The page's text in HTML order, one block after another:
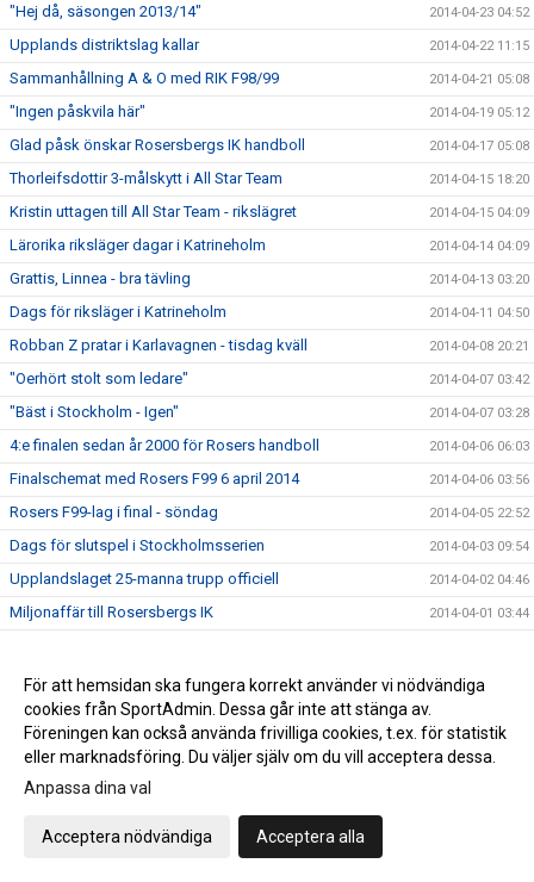
"Hej då, säsongen 2013/14" 2014-04-23 04:52
Upplands distriktslag kallar 2014-04-22 11:15
Sammanhållning A & O med RIK F98/99 2014-04-21 05:08
"Ingen påskvila här" 2014-04-19 05:12
Glad påsk önskar Rosersbergs IK handboll 2014-04-17 05:08
Thorleifsdottir 3-målskytt i All Star Team 2014-04-15 18:20
Kristin uttagen till All Star Team - rikslägret 2014-04-15 04:09
Lärorika riksläger dagar i Katrineholm 2014-04-14 04:09
Grattis, Linnea - bra tävling 2014-04-13 03:20
Dags för riksläger i Katrineholm 2014-04-11 04:50
Robban Z pratar i Karlavagnen - tisdag kväll 2014-04-08 20:21
"Oerhört stolt som ledare" 2014-04-07 03:42
"Bäst i Stockholm - Igen" 2014-04-07 03:28
4:e finalen sedan år 2000 för Rosers handboll 2014-04-06 06:03
Finalschemat med Rosers F99 6 april 2014 2014-04-06 03:56
Rosers F99-lag i final - söndag 2014-04-05 22:52
Dags för slutspel i Stockholmsserien 2014-04-03 09:54
Upplandslaget 25-manna trupp officiell 2014-04-02 04:46
Miljonaffär till Rosersbergs IK 2014-04-01 03:44
Rosers B-flickor bäst i Uppland 2014-03-31 04:07
Rosers föll i semifinal 2014-03-29 20:30
Missa inte Serbien-Sverige torsdag 2014-03-27 07:25
Slutspelet i Stockholm klart
Gottholds övergång till RIK inspirerar
För att hemsidan ska fungera korrekt använder vi nödvändiga
cookies från SportAdmin. Dessa går inte att stänga av.
Föreningen kan också använda frivilliga cookies, t.ex. för statistik
eller marknadsföring. Du väljer själv om du vill acceptera dessa.
Anpassa dina val
Acceptera nödvändiga Acceptera alla